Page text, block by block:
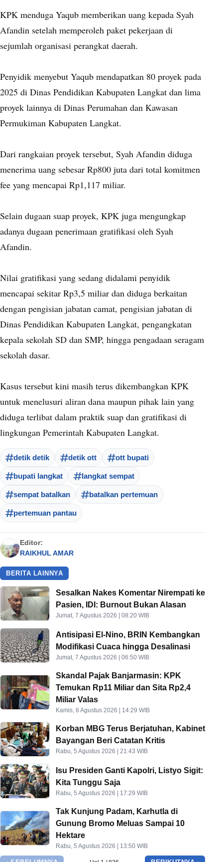
KPK menduga Yaqub memberikan uang kepada Syah
Afandin setelah memperoleh paket pekerjaan di
sejumlah organisasi perangkat daerah.
Penyidik menyebut Yaqub mendapatkan 80 proyek pada
2025 di Dinas Pendidikan Kabupaten Langkat dan lima
proyek lainnya di Dinas Perumahan dan Kawasan
Permukiman Kabupaten Langkat.
Dari rangkaian proyek tersebut, Syah Afandin diduga
menerima uang sebesar Rp800 juta dari total komitmen
fee yang mencapai Rp1,117 miliar.
Selain dugaan suap proyek, KPK juga mengungkap
adanya dugaan penerimaan gratifikasi oleh Syah
Afandin.
Nilai gratifikasi yang sedang didalami penyidik
mencapai sekitar Rp3,5 miliar dan diduga berkaitan
dengan pengisian jabatan camat, pengisian jabatan di
Dinas Pendidikan Kabupaten Langkat, pengangkatan
kepala sekolah SD dan SMP, hingga pengadaan seragam
sekolah dasar.
Kasus tersebut kini masih terus dikembangkan KPK
untuk menelusuri aliran dana maupun pihak lain yang
diduga terlibat dalam praktik suap dan gratifikasi di
lingkungan Pemerintah Kabupaten Langkat.
detik detik detik ott ott bupati
bupati langkat langkat sempat
sempat batalkan batalkan pertemuan
pertemuan pantau
Editor:
RAIKHUL AMAR
BERITA LAINNYA
Sesalkan Nakes Komentar Nirempati ke
Pasien, IDI: Burnout Bukan Alasan
Jumat, 7 Agustus 2026 | 08:20 WIB
Antisipasi El-Nino, BRIN Kembangkan
Modifikasi Cuaca hingga Desalinasi
Jumat, 7 Agustus 2026 | 06:50 WIB
Skandal Pajak Banjarmasin: KPK
Temukan Rp11 Miliar dan Sita Rp2,4
Miliar Valas
Kamis, 6 Agustus 2026 | 14:29 WIB
Korban MBG Terus Berjatuhan, Kabinet
Bayangan Beri Catatan Kritis
Rabu, 5 Agustus 2026 | 21:43 WIB
Isu Presiden Ganti Kapolri, Listyo Sigit:
Kita Tunggu Saja
Rabu, 5 Agustus 2026 | 17:29 WIB
Tak Kunjung Padam, Karhutla di
Gunung Bromo Meluas Sampai 10
Hektare
Rabu, 5 Agustus 2026 | 13:50 WIB